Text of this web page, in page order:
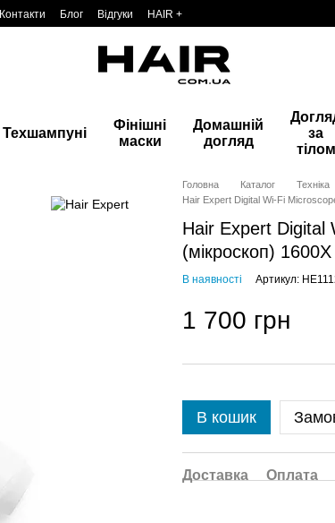
Контакти Блог Відгуки HAIR +
Техшампуні
Фінішні
маски
Домашній
догляд
за
тілом
Головна Каталог Техніка
Hair Expert Digital Wi-Fi
Hair Expert Digital
(мікроскоп) 1600X
В наявності Артикул:
1 700 грн
В кошик
Доставка Оплата